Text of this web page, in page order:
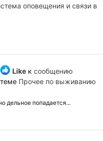
оповещения и связи в
Like к сообщению
Прочее по выживанию
дельное попадается...